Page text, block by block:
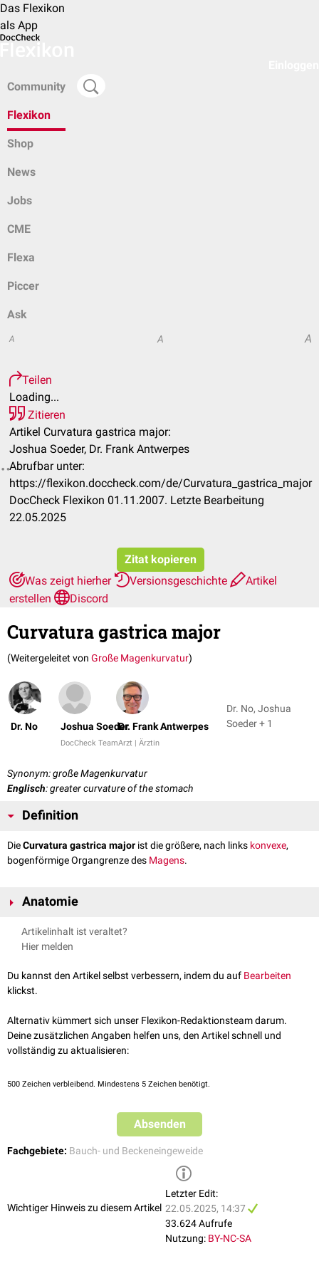
Das Flexikon
als App
Community
Flexikon
Shop
News
Jobs
CME
Flexa
Piccer
Ask
A A A
Teilen
Loading...
Zitieren
Artikel Curvatura gastrica major:
Joshua Soeder, Dr. Frank Antwerpes
Abrufbar unter:
https://flexikon.doccheck.com/de/Curvatura_gastrica_major
DocCheck Flexikon 01.11.2007. Letzte Bearbeitung
22.05.2025
Zitat kopieren
Was zeigt hierher
Versionsgeschichte
Artikel
erstellen
Discord
Curvatura gastrica major
(Weitergeleitet von Große Magenkurvatur)
Dr. No Joshua Soeder
DocCheck Team
Dr. Frank Antwerpes
Arzt | Ärztin
Dr. No, Joshua
Soeder + 1
Synonym: große Magenkurvatur
Englisch: greater curvature of the stomach
Definition
DieCurvatura gastrica major ist die größere, nach links konvexe,
bogenförmige Organgrenze des Magens.
Anatomie
Verlauf
Die Curvatura gastrica major ist etwa 4-5x länger als die
Ösophagusund beschreibt zunächst einen Bogen nachdorsal,kranial
und links. Den höchsten Punkt erreicht sie etwa in Höhe des 6.
Bogen nachventralundkaudalbis in die Gegend desPylorus, dessen
Wendepunkt von links nach rechts ungefähr auf dem Niveau des 9.
Rippenknorpels liegt. Direkt gegenüber der
eine Aussackung, welche die kaudale Begrenzung der
Artikelinhalt ist veraltet?
Hier melden
Du kannst den Artikel selbst verbessern, indem du auf Bearbeiten
klickst.
Alternativ kümmert sich unser Flexikon-Redaktionsteam darum.
Deine zusätzlichen Angaben helfen uns, den Artikel schnell und
vollständig zu aktualisieren:
500 Zeichen verbleibend. Mindestens 5 Zeichen benötigt.
Absenden
Fachgebiete: Bauch- und Beckeneingeweide
Wichtiger Hinweis zu diesem Artikel
Letzter Edit:
22.05.2025, 14:37
33.624 Aufrufe
Nutzung: BY-NC-SA